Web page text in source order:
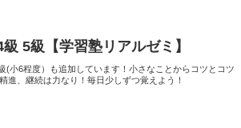
5級【学習塾リアルゼミ】
(小6程度）も追加しています！小さなことからコツとコツ
進、継続は力なり！毎日少しずつ覚えよう！